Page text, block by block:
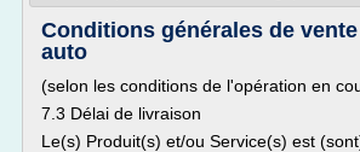
Conditions générales de
auto
(selon les conditions de l'opération en
7.3 Délai de livraison
Le(s) Produit(s) et/ou Service(s) est